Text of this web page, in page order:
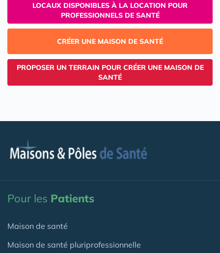
LOCAUX DISPONIBLES À LA LOCATION POUR
PROFESSIONNELS DE SANTÉ
CRÉER UNE MAISON DE SANTÉ
PROPOSER UN TERRAIN POUR CRÉER UNE MAISON DE
SANTÉ
Pour les Patients
Maison de santé
Maison de santé pluriprofessionnelle